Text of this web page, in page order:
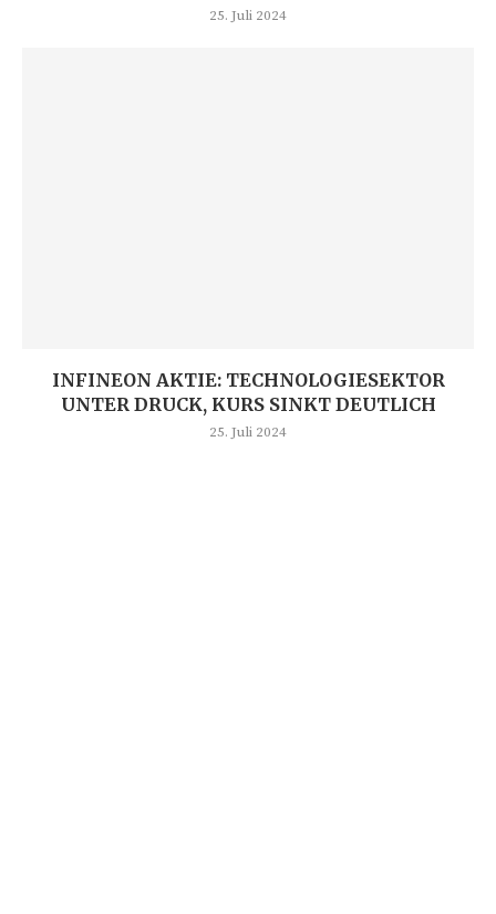
25. Juli 2024
INFINEON AKTIE: TECHNOLOGIESEKTOR
UNTER DRUCK, KURS SINKT DEUTLICH
25. Juli 2024